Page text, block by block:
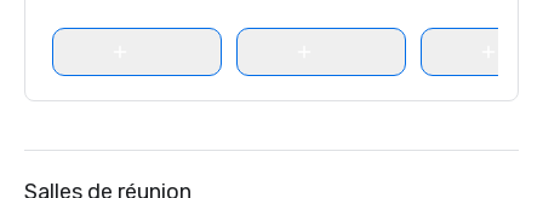
Salles de réunion